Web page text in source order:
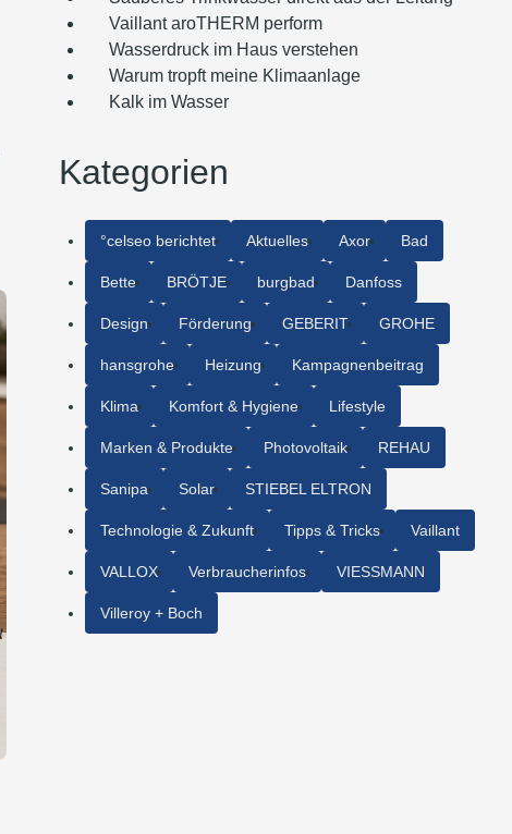
Vaillant aroTHERM perform
Wasserdruck im Haus verstehen
Warum tropft meine Klimaanlage
Kalk im Wasser
Kategorien
°celseo berichtet Aktuelles Axor Bad
Bette BRÖTJE burgbad Danfoss
Design Förderung GEBERIT GROHE
hansgrohe Heizung Kampagnenbeitrag
Klima Komfort & Hygiene Lifestyle
Marken & Produkte Photovoltaik REHAU
Sanipa Solar STIEBEL ELTRON
Technologie & Zukunft Tipps & Tricks Vaillant
VALLOX Verbraucherinfos VIESSMANN
Villeroy + Boch